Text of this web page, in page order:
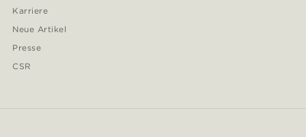
Karriere
Neue Artikel
Presse
CSR